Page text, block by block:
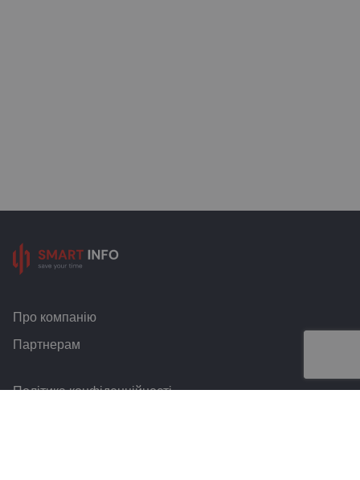
Про компанію
Партнерам
Політика конфіденційності